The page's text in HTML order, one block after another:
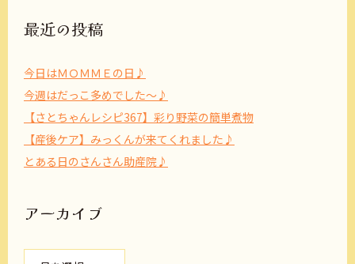
最近の投稿
今日はＭＯＭＭＥの日♪
今週はだっこ多めでした～♪
【さとちゃんレシピ367】彩り野菜の簡単煮物
【産後ケア】みっくんが来てくれました♪
とある日のさんさん助産院♪
アーカイブ